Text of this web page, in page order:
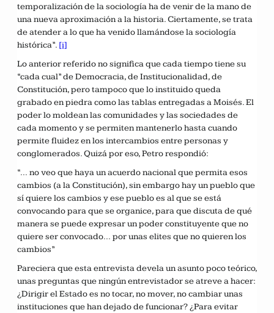
temporalización de la sociología ha de venir de la mano de
una nueva aproximación a la historia. Ciertamente, se trata
de atender a lo que ha venido llamándose la sociología
histórica”. [i]
Lo anterior referido no significa que cada tiempo tiene su
“cada cual” de Democracia, de Institucionalidad, de
Constitución, pero tampoco que lo instituido queda
grabado en piedra como las tablas entregadas a Moisés. El
poder lo moldean las comunidades y las sociedades de
cada momento y se permiten mantenerlo hasta cuando
permite fluidez en los intercambios entre personas y
conglomerados. Quizá por eso, Petro respondió:
“… no veo que haya un acuerdo nacional que permita esos
cambios (a la Constitución), sin embargo hay un pueblo que
sí quiere los cambios y ese pueblo es al que se está
convocando para que se organice, para que discuta de qué
manera se puede expresar un poder constituyente que no
quiere ser convocado… por unas elites que no quieren los
cambios”
Pareciera que esta entrevista devela un asunto poco teórico,
unas preguntas que ningún entrevistador se atreve a hacer:
¿Dirigir el Estado es no tocar, no mover, no cambiar unas
instituciones que han dejado de funcionar? ¿Para evitar